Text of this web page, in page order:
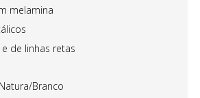
melamina
de linhas retas
Branco